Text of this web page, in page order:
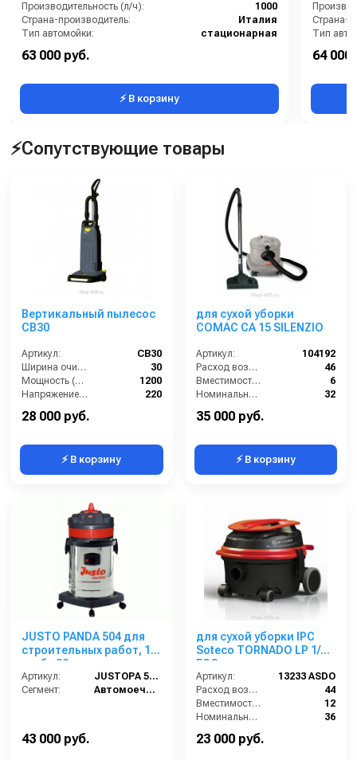
Производительность (л/ч):
1000
Страна-производитель:
Италия
Тип автомойки:
стационарная
Электропитание:
Рабочее давление (бар):
63 000 руб.
⚡ В корзину
Страна-
Тип
Рабочее
64 000
⚡Сопутствующие товары
Вертикальный пылесос
CB30
Артикул:
CB30
Ширина очистки (см):
30
Мощность (Вт):
1200
Напряжение (В):
220
Поток воздуха на всасывании (л/сек):
28 000 руб.
⚡ В корзину
для сухой уборки
COMAC CA 15 SILENZIO
Артикул:
104192
Расход воздуха (л/сек):
46
Вместимость мусоросборника (л):
6
Номинальный диаметр принадлежностей (мм):
32
Разрежение / сила всасывания (мбар):
35 000 руб.
⚡ В корзину
JUSTO PANDA 504 для
строительных работ, 1
турб., 32 л.
Артикул:
JUSTOPA 504 DEL
Сегмент:
Автомоечный сегмент
43 000 руб.
для сухой уборки IPC
Soteco TORNADO LP 1/12
ECO
Артикул:
13233 ASDO
Расход воздуха (л/сек):
44
Вместимость мусоросборника (л):
12
Номинальный диаметр принадлежностей (мм):
36
23 000 руб.